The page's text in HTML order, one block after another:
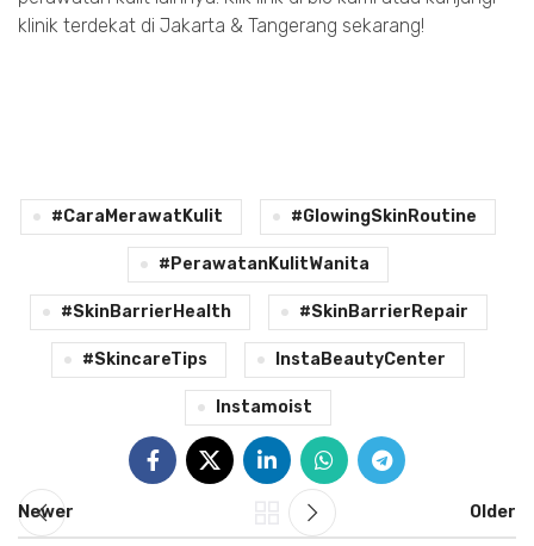
klinik terdekat di Jakarta & Tangerang sekarang!
#CaraMerawatKulit #GlowingSkinRoutine
#PerawatanKulitWanita
#SkinBarrierHealth #SkinBarrierRepair
#SkincareTips InstaBeautyCenter
Instamoist
Newer Older